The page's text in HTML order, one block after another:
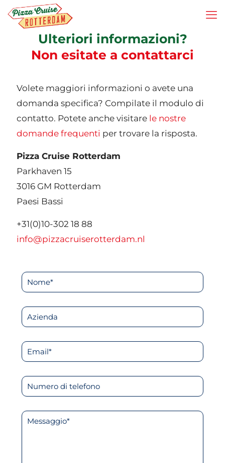
Ulteriori informazioni?
Non esitate a contattarci
Volete maggiori informazioni o avete una
domanda specifica? Compilate il modulo di
contatto. Potete anche visitare le nostre
domande frequenti per trovare la risposta.
Pizza Cruise Rotterdam
Parkhaven 15
3016 GM Rotterdam
Paesi Bassi
+31(0)10-302 18 88
info@pizzacruiserotterdam.nl